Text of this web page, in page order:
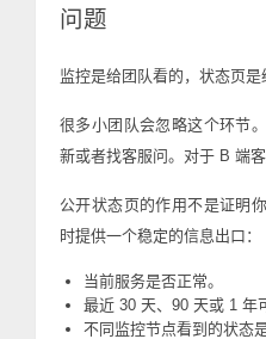
问题
监控是给团队看的，状态页是
很多小团队会忽略这个环节
新或者找客服问。对于 B 端
公开状态页的作用不是证明
时提供一个稳定的信息出口：
当前服务是否正常。
最近 30 天、90 天或 1 年
不同监控节点看到的状态